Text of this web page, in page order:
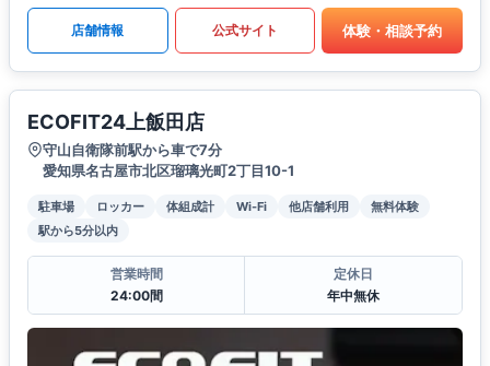
店舗情報 公式サイト 体験・相談予約
ECOFIT24上飯田店
守山自衛隊前駅から車で7分
愛知県名古屋市北区瑠璃光町2丁目10-1
駐車場 ロッカー 体組成計 Wi-Fi 他店舗利用
無料体験
駅から5分以内
営業時間
24:00間
定休日
年中無休